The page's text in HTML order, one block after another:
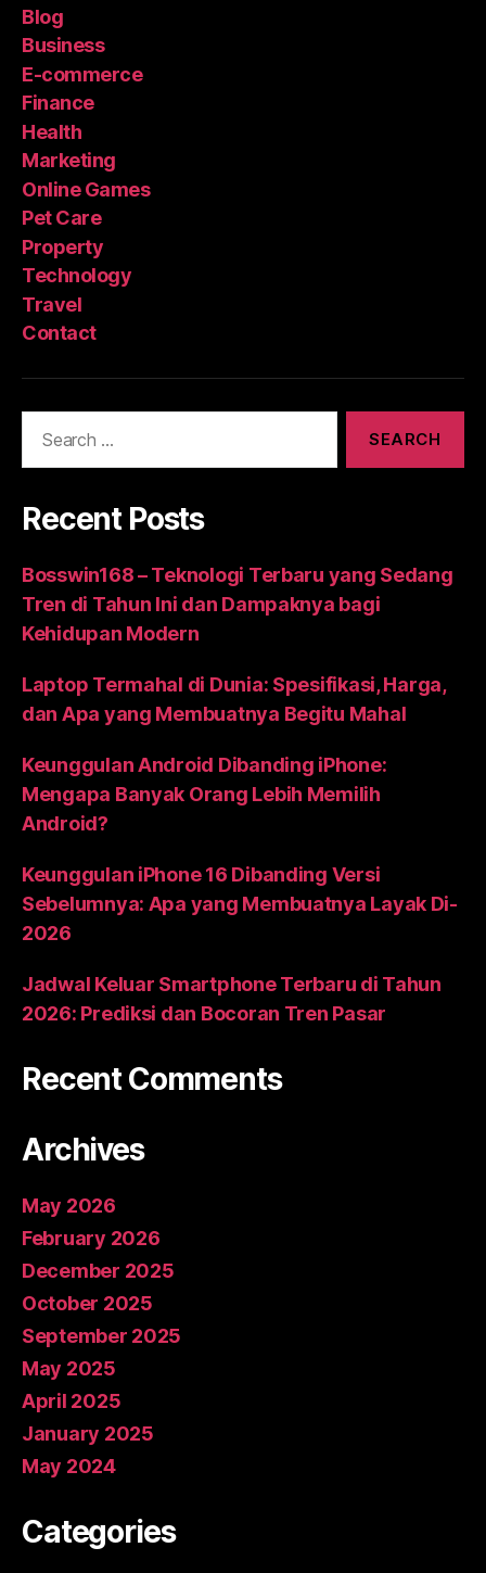
Blog
Business
E-commerce
Finance
Health
Marketing
Online Games
Pet Care
Property
Technology
Travel
Contact
Recent Posts
Bosswin168 – Teknologi Terbaru yang Sedang
Tren di Tahun Ini dan Dampaknya bagi
Kehidupan Modern
Laptop Termahal di Dunia: Spesifikasi, Harga,
dan Apa yang Membuatnya Begitu Mahal
Keunggulan Android Dibanding iPhone:
Mengapa Banyak Orang Lebih Memilih
Android?
Keunggulan iPhone 16 Dibanding Versi
Sebelumnya: Apa yang Membuatnya Layak Di-
2026
Jadwal Keluar Smartphone Terbaru di Tahun
2026: Prediksi dan Bocoran Tren Pasar
Recent Comments
Archives
May 2026
February 2026
December 2025
October 2025
September 2025
May 2025
April 2025
January 2025
May 2024
Categories